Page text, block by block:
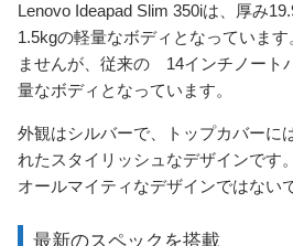
Lenovo Ideapad Slim 350iは、厚み
1.5kgの軽量なボディとなっていま
ませんが、従来の 14インチノート
量なボディとなっています。
外観はシルバーで、トップカバーに
れたスタイリッシュなデザインです
オールマイティなデザインではない
最新のスペックを搭載